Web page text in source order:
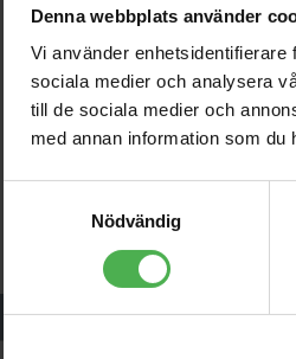
Denna webbplats använder
Vi använder
sociala medier och analysera
till de sociala medier och
med annan information som
Nödvändig